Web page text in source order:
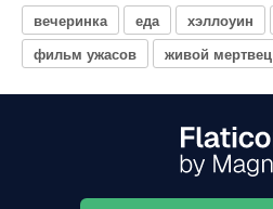
вечеринка еда хэллоуин
фильм ужасов
живой мертвец